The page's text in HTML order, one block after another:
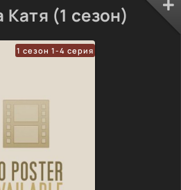
Катя (1 сезон)
1 сезон 1-4 серия